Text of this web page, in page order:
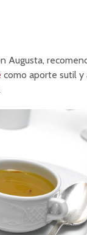
Augusta,
como aporte sutil y